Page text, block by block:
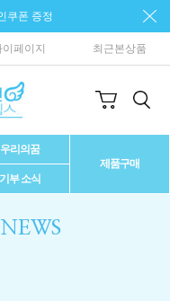
쿠폰 증정
이페이지 최근본상품
우리의꿈
제품구매
기부 소식